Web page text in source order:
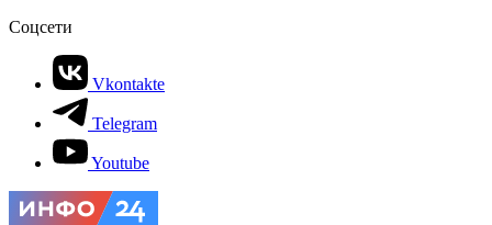
Соцсети
Vkontakte
Telegram
Youtube